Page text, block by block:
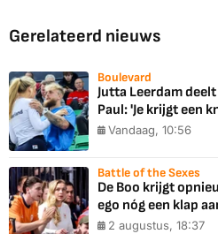
Gerelateerd nieuws
Boulevard
Jutta Leerdam
Paul: 'Je krijgt een
Vandaag, 10:56
Battle of the Sexes
De Boo krijgt
ego nóg een klap
2 augustus, 18:37